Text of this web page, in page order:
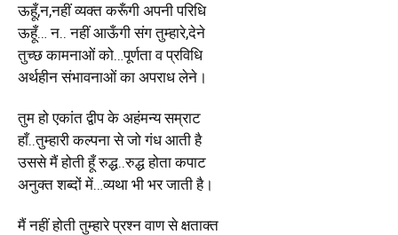
ऊहूँ,न,नहीं व्यक्त करूँगी अपनी परिधि
ऊहूँ… न.. नहीं आऊँगी संग तुम्हारे,देने
तुच्छ कामनाओं को…पूर्णता व प्रविधि
अर्थहीन संभावनाओं का अपराध लेने।
तुम हो एकांत द्वीप के अहंमन्य सम्राट
हाँ..तुम्हारी कल्पना से जो गंध आती है
उससे मैं होती हूँ रुद्ध..रुद्ध होता कपाट
अनुक्त शब्दों में…व्यथा भी भर जाती है।
मैं नहीं होती तुम्हारे प्रश्न वाण से क्षताक्त